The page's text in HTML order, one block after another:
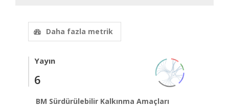
Daha fazla metrik
Yayın
6
BM Sürdürülebilir Kalkınma Amaçları